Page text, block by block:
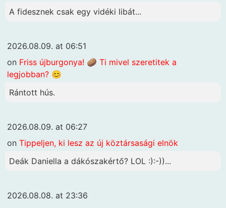
A fidesznek csak egy vidéki libát...
2026.08.09. at 06:51
on Friss újburgonya! 🥔 Ti mivel szeretitek a
legjobban? 😊
Rántott hús.
2026.08.09. at 06:27
on Tippeljen, ki lesz az új köztársasági elnök
Deák Daniella a dákószakértő? LOL :):-))...
2026.08.08. at 23:36